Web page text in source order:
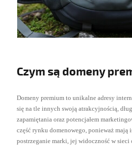
Czym są domeny
Domeny premium to unikalne adresy
się na tle innych swoją atrakcyjnością,
zapamiętania oraz potencjałem
część rynku domenowego, ponieważ mają
postrzeganie marki, jej widoczność w